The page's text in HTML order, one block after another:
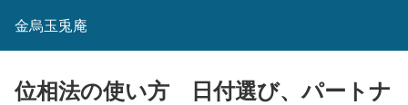
金烏玉兎庵
位相法の使い方 日付選び、パートナ